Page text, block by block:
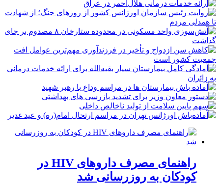
راهنمای مصرف داروهای HIV در
کودکان به روزرسانی شد